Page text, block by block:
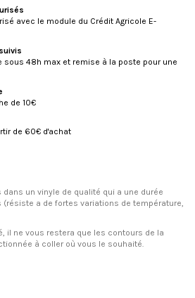
avec le module du Crédit Agricole E-
sous 48h max et remise à la poste pour une
de 10€
de 60€ d'achat
un vinyle de qualité qui a une durée
(résiste a de fortes variations de température,
il ne vous restera que les contours de la
à coller où vous le souhaité.